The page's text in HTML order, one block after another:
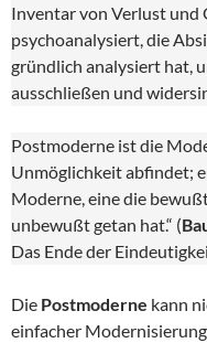
Inventar von Verlust und
psychoanalysiert, die
gründlich analysiert hat,
ausschließen und
Postmoderne ist die
Unmöglichkeit abfindet;
Moderne, eine die
unbewußt getan hat.“ (
Das Ende der
Die Postmoderne kann
einfacher